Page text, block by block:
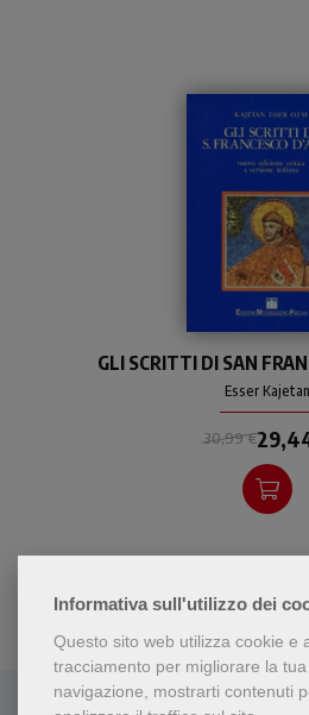
Informativa sull'utilizzo dei
Questo sito web utilizza cookie e
tracciamento per migliorare la
navigazione, mostrarti contenuti
scritti di san
ricco apparato
filologico, del
studioso di
francescanesimo.
scritto è
una puntuale
cronologia...
GLI SCRITTI DI SAN
Esser Kajetan
30,99 €